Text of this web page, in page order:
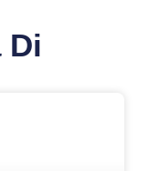
Di